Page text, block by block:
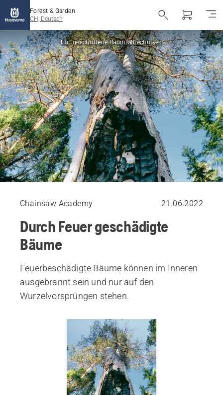
Forest & Garden
CH, Deutsch
Fortgeschrittene Baumfälltechniken
Chainsaw Academy 21.06.2022
Durch Feuer geschädigte
Bäume
Feuerbeschädigte Bäume können im Inneren
ausgebrannt sein und nur auf den
Wurzelvorsprüngen stehen.